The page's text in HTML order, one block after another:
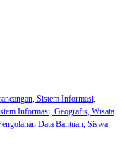
Sistem Informasi,
Informasi, Geografis, Wisata
Data Bantuan, Siswa